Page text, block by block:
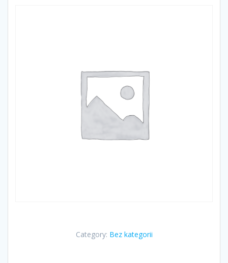
Category: Bez kategorii